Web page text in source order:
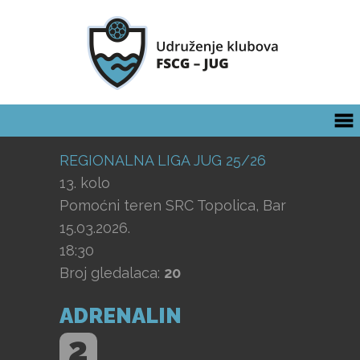
REGIONALNA LIGA JUG 25/26
13. kolo
Pomoćni teren SRC Topolica, Bar
15.03.2026.
18:30
Broj gledalaca: 20
ADRENALIN
2